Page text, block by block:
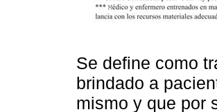
Se define como
brindado a
mismo y que por